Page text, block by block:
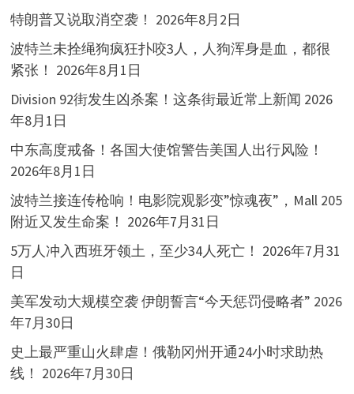
特朗普又说取消空袭！ 2026年8月2日
波特兰未拴绳狗疯狂扑咬3人，人狗浑身是血，都很
紧张！ 2026年8月1日
Division 92街发生凶杀案！这条街最近常上新闻 2026
年8月1日
中东高度戒备！各国大使馆警告美国人出行风险！
2026年8月1日
波特兰接连传枪响！电影院观影变”惊魂夜”，Mall 205
附近又发生命案！ 2026年7月31日
5万人冲入西班牙领土，至少34人死亡！ 2026年7月31
日
美军发动大规模空袭 伊朗誓言“今天惩罚侵略者” 2026
年7月30日
史上最严重山火肆虐！俄勒冈州开通24小时求助热
线！ 2026年7月30日